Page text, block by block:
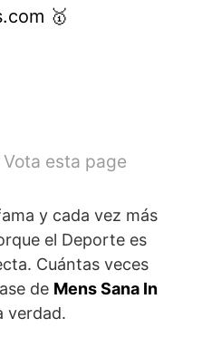
🥇
Vota esta page
y cada vez más
el Deporte es
Cuántas veces
de Mens Sana In
verdad.